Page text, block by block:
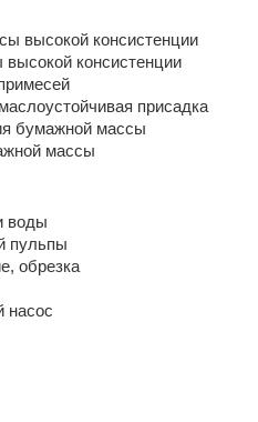
высокой консистенции
консистенции
присадка
бумажной массы
массы
воды
пульпы
обрезка
насос